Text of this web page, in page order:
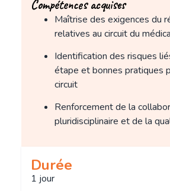
Compétences acquises
Maîtrise des exigences du
relatives au circuit du
Identification des risques
étape et bonnes pratiques
circuit
Renforcement de la
pluridisciplinaire et de la
Durée
1 jour